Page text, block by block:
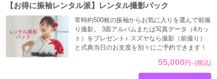
【お得に振袖レンタル派】レンタル撮影パック
55,000 円~(税込)
常時約500枚の振袖からお気に入りを選んで前撮
り撮影。 3面アルバムまたは写真データ（4カッ
ト）をプレゼント♪ スズヤなら撮影（前撮り）
と式典当日のお支度を別々にご予約できます！